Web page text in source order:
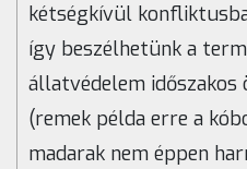
kétségkívül
így beszélhetünk a
állatvédelem időszakos
(remek példa erre a
madarak nem éppen